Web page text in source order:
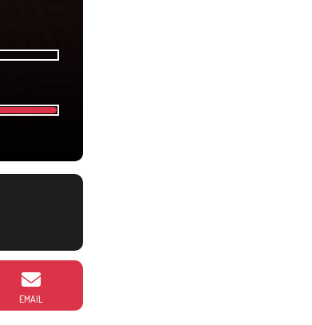
EMAIL